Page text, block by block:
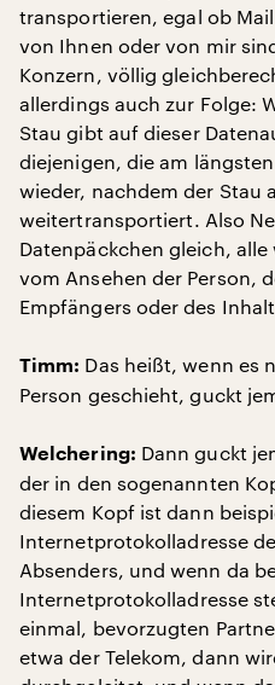
transportieren, egal ob
von Ihnen oder von mir
Konzern, völlig
allerdings auch zur Folge:
Stau gibt auf dieser
diejenigen, die am
wieder, nachdem der Stau
weitertransportiert. Also
Datenpäckchen gleich,
vom Ansehen der Person,
Empfängers oder des
Timm: Das heißt, wenn es
Person geschieht, guckt
Welchering: Dann guckt
der in den sogenannten
diesem Kopf ist dann
Internetprotokolladresse
Absenders, und wenn da
Internetprotokolladresse
einmal, bevorzugten
etwa der Telekom, dann